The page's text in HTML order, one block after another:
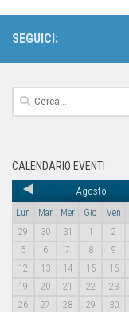
SEGUICI:
CALENDARIO EVENTI
Agosto
Lun Mar Mer Gio Ven
29
30 31 1 2
5
6 7 8 9
12
13 14 15 16
19
20 21 22 23
26
27 28 29 30